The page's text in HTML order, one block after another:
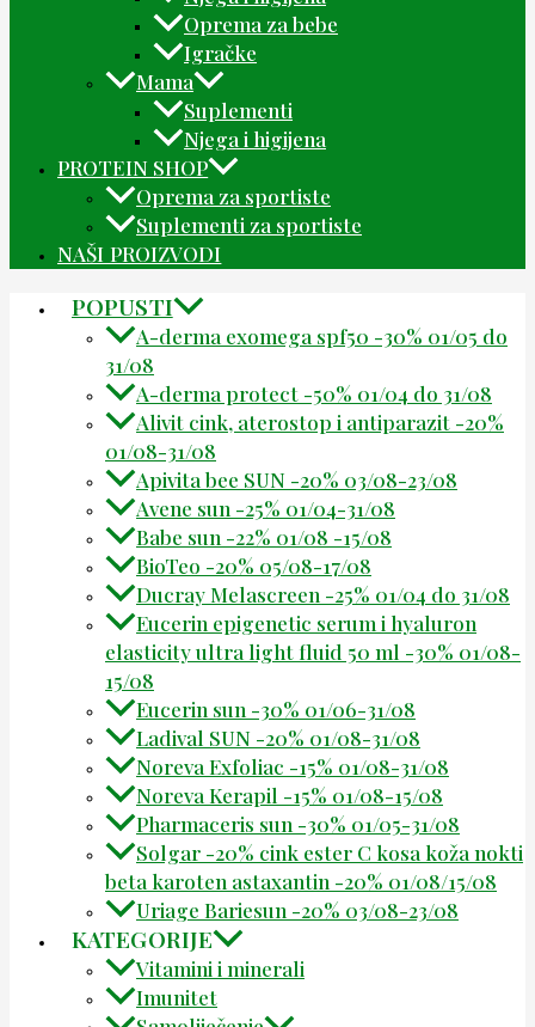
Oprema za bebe
Igračke
Mama
Suplementi
Njega i higijena
PROTEIN SHOP
Oprema za sportiste
Suplementi za sportiste
NAŠI PROIZVODI
POPUSTI
A-derma exomega spf50 -30% 01/05 do
31/08
A-derma protect -50% 01/04 do 31/08
Alivit cink, aterostop i antiparazit -20%
01/08-31/08
Apivita bee SUN -20% 03/08-23/08
Avene sun -25% 01/04-31/08
Babe sun -22% 01/08 -15/08
BioTeo -20% 05/08-17/08
Ducray Melascreen -25% 01/04 do 31/08
Eucerin epigenetic serum i hyaluron
elasticity ultra light fluid 50 ml -30% 01/08-
15/08
Eucerin sun -30% 01/06-31/08
Ladival SUN -20% 01/08-31/08
Noreva Exfoliac -15% 01/08-31/08
Noreva Kerapil -15% 01/08-15/08
Pharmaceris sun -30% 01/05-31/08
Solgar -20% cink ester C kosa koža nokti
beta karoten astaxantin -20% 01/08/15/08
Uriage Bariesun -20% 03/08-23/08
KATEGORIJE
Vitamini i minerali
Imunitet